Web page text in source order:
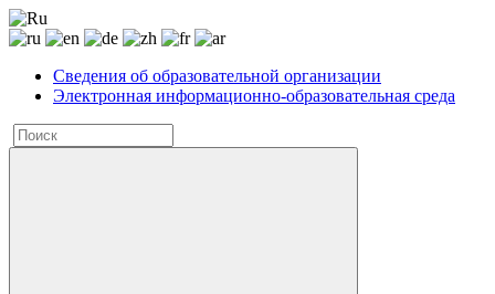
Сведения об образовательной организации
Электронная информационно-образовательная среда